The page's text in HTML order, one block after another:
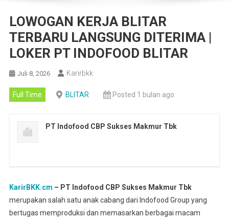
LOWOGAN KERJA BLITAR
TERBARU LANGSUNG DITERIMA |
LOKER PT INDOFOOD BLITAR
Juli 8, 2026 Karirbkk
Full Time BLITAR Posted 1 bulan ago
PT Indofood CBP Sukses Makmur Tbk
KarirBKK.cm – PT Indofood CBP Sukses Makmur Tbk
merupakan salah satu anak cabang dari Indofood Group yang
bertugas memproduksi dan memasarkan berbagai macam